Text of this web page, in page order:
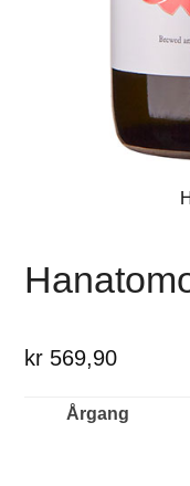
kr 569,90
Årgang